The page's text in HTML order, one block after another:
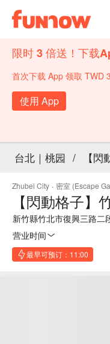
限时 3 倍送！下载
首次下载 App 领取 TWD
使用 App
台北｜桃园 / 【
Zhubei City · 密室 (Escape
【閃動格子】
新竹縣竹北市復興三路二
营业时间
最早可预订：11:00